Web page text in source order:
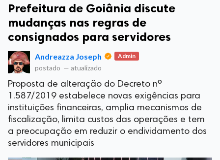
Prefeitura de Goiânia discute
mudanças nas regras de
consignados para servidores
Andreazza Joseph Admin
postado — atualizado
Proposta de alteração do Decreto nº
1.587/2019 estabelece novas exigências para
instituições financeiras, amplia mecanismos de
fiscalização, limita custos das operações e tem
a preocupação em reduzir o endividamento dos
servidores municipais